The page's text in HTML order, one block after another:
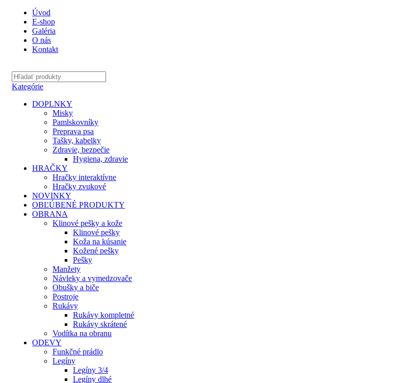
Úvod
E-shop
Galéria
O nás
Kontakt
Kategórie
DOPLNKY
Misky
Pamlskovníky
Preprava psa
Tašky, kabelky
Zdravie, bezpečie
Hygiena, zdravie
HRAČKY
Hračky interaktívne
Hračky zvukové
NOVINKY
OBĽÚBENÉ PRODUKTY
OBRANA
Klinové pešky a kože
Klinové pešky
Koža na kúsanie
Kožené pešky
Pešky
Manžety
Návleky a vymedzovače
Obušky a biče
Postroje
Rukávy
Rukávy kompletné
Rukávy skrátené
Vodítka na obranu
ODEVY
Funkčné prádlo
Legíny
Legíny 3/4
Legíny dlhé